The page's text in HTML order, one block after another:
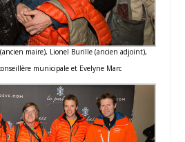
maire), Lionel Burille (ancien adjoint),
municipale et Evelyne Marc